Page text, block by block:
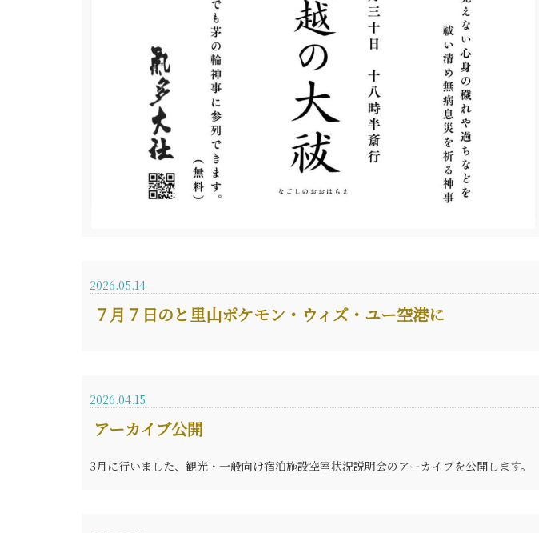
2026.05.14
７月７日のと里山ポケモン・ウィズ・ユー空港に
2026.04.15
アーカイブ公開
3月に行いました、観光・一般向け宿泊施設空室状況説明会のアーカイブを公開します。